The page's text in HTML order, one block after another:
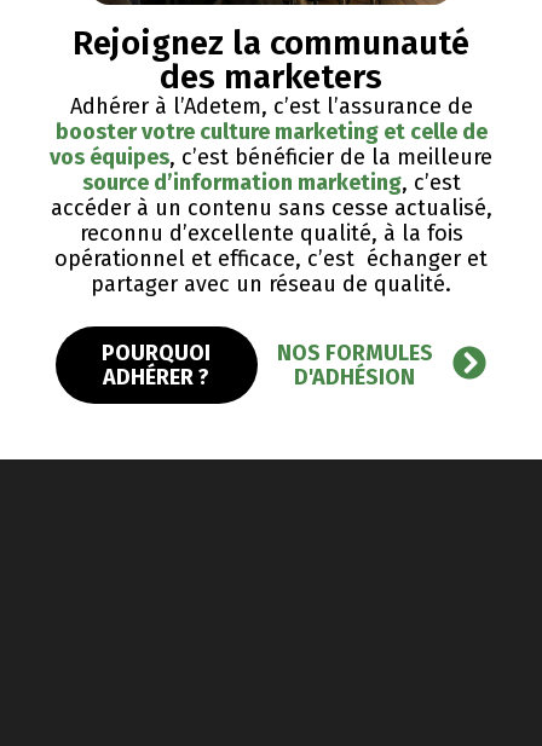
Rejoignez la communauté
des marketers
Adhérer à l’Adetem, c’est l’assurance de
booster votre culture marketing et celle de
vos équipes, c’est bénéficier de la meilleure
source d’information marketing, c’est
accéder à un contenu sans cesse actualisé,
reconnu d’excellente qualité, ​à la fois
opérationnel et efficace, c’est échanger et
partager avec un réseau de qualité.
POURQUOI
ADHÉRER ?
NOS FORMULES
D'ADHÉSION